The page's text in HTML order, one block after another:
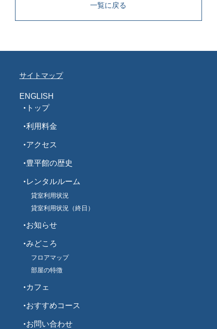
一覧に戻る
サイトマップ
ENGLISH
トップ
利用料金
アクセス
豊平館の歴史
レンタルルーム
貸室利用状況
貸室利用状況（終日）
お知らせ
みどころ
フロアマップ
部屋の特徴
カフェ
おすすめコース
お問い合わせ